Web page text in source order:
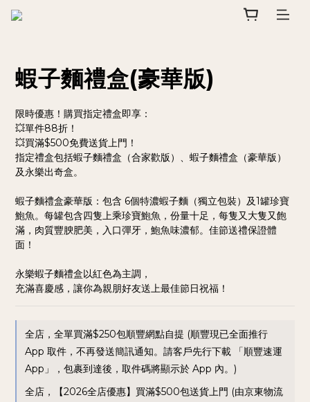
蝦子麵禮盒(豪華版)
限時優惠！購買指定禮盒即享：
💥單件88折！
💥買滿$500免費送貨上門！
指定禮盒包括蝦子麵禮盒（合家歡版）、蝦子麵禮盒（豪華版）
及永樂出奇盒。
蝦子麵禮盒豪華版：包含 6個特濃蝦子麵（獨立包裝）及1罐珍寶
鮑魚。每罐包含四隻上乘珍寶鮑魚，份量十足，每隻又大隻又飽
滿，肉質豐腴肥美，入口彈牙，鮑魚味濃郁。佳節送禮保證體
面！
永樂蝦子麵禮盒以紅色為主調，
充滿喜慶感，讓你為親朋好友送上最佳節日祝福！
全店，全單買滿$250包順豐網點自提 (順豐現已全面推行
App 取件，不再發送簡訊通知。請客戶先行下載 「順豐速運
App」，包裹到達後，取件碼將顯示於 App 內。)
全店，【2026全店優惠】買滿$500包送貨上門 (由京東物流